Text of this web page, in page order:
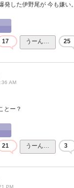
発した伊野尾が 今も嫌い。
17 うーん… 25
AM
とー？
21 うーん… 3
PM